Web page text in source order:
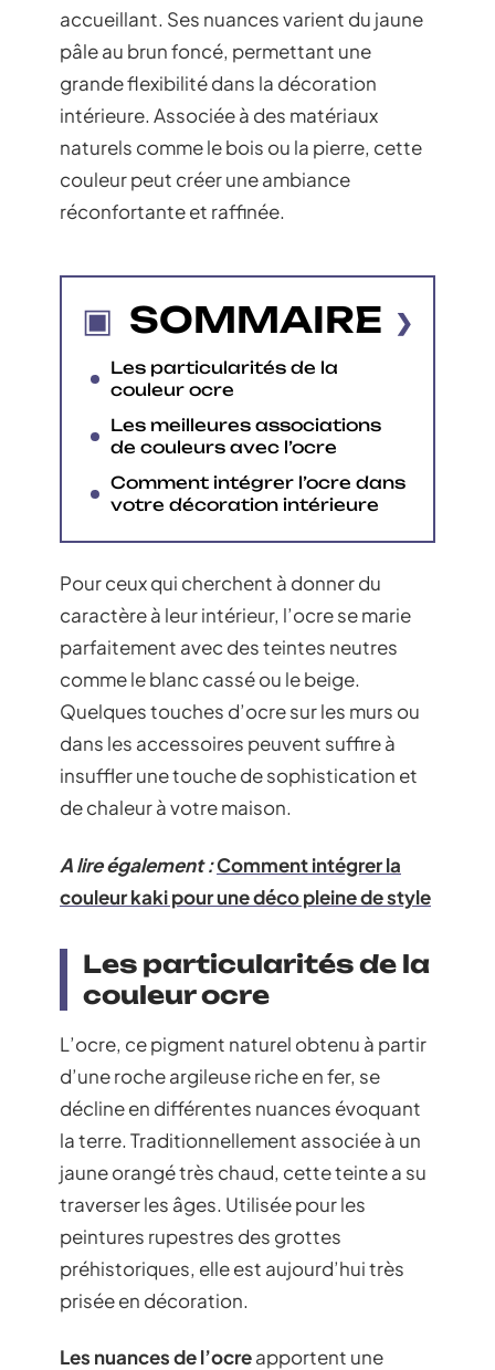
accueillant. Ses nuances varient du jaune
pâle au brun foncé, permettant une
grande flexibilité dans la décoration
intérieure. Associée à des matériaux
naturels comme le bois ou la pierre, cette
couleur peut créer une ambiance
réconfortante et raffinée.
SOMMAIRE
Les particularités de la
couleur ocre
Les meilleures associations
de couleurs avec l’ocre
Comment intégrer l’ocre dans
votre décoration intérieure
Pour ceux qui cherchent à donner du
caractère à leur intérieur, l’ocre se marie
parfaitement avec des teintes neutres
comme le blanc cassé ou le beige.
Quelques touches d’ocre sur les murs ou
dans les accessoires peuvent suffire à
insuffler une touche de sophistication et
de chaleur à votre maison.
A lire également :Comment intégrer la
couleur kaki pour une déco pleine de style
Les particularités de la
couleur ocre
L’ocre, ce pigment naturel obtenu à partir
d’une roche argileuse riche en fer, se
décline en différentes nuances évoquant
la terre. Traditionnellement associée à un
jaune orangé très chaud, cette teinte a su
traverser les âges. Utilisée pour les
peintures rupestres des grottes
préhistoriques, elle est aujourd’hui très
prisée en décoration.
Les nuances de l’ocreapportent une